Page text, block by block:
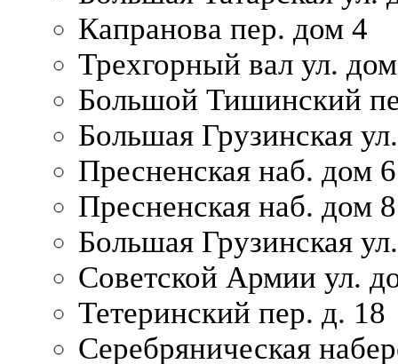
Капранова пер. дом 4
Трехгорный вал ул.
Большой Тишинский
Большая Грузинская
Пресненская наб. дом
Пресненская наб. дом 8
Большая Грузинская
Советской Армии ул.
Тетеринский пер. д. 18
Серебряническая